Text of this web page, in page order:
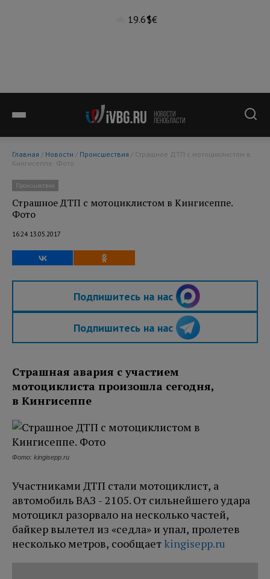
19.6°$€
Главная / Новости / Происшествия
Кингисеппе. Фото
Происшествия
Страшное ДТП с мотоциклистом в Кингисеппе.
Фото
16:24 13.05.2017
Подпишитесь на нас
Подпишитесь на нас
Страшная авария с участием
мотоциклиста произошла сегодня,
в Кингисеппе
Фото: kingisepp.ru
Участниками ДТП стали мотоциклист, а
автомобиль ВАЗ - 2105. От сильнейшего удара
мотоцикл разорвало на несколько частей,
байкер вылетел из «седла» и упал, пролетев
несколько метров, сообщает kingisepp.ru